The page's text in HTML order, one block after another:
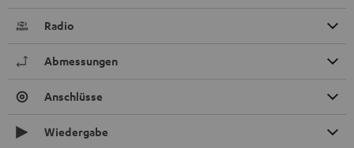
Radio
Abmessungen
Anschlüsse
Wiedergabe